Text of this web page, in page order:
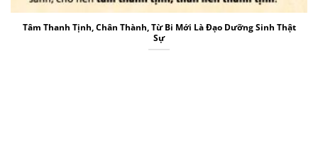
Tâm Thanh Tịnh, Chân Thành, Từ Bi Mới Là Đạo Dưỡng Sinh Thật
Sự